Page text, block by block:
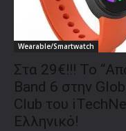
Wearable/Smartwatch
Στα 29€!!! To
Band 6 στην
Club του
Ελληνικό!